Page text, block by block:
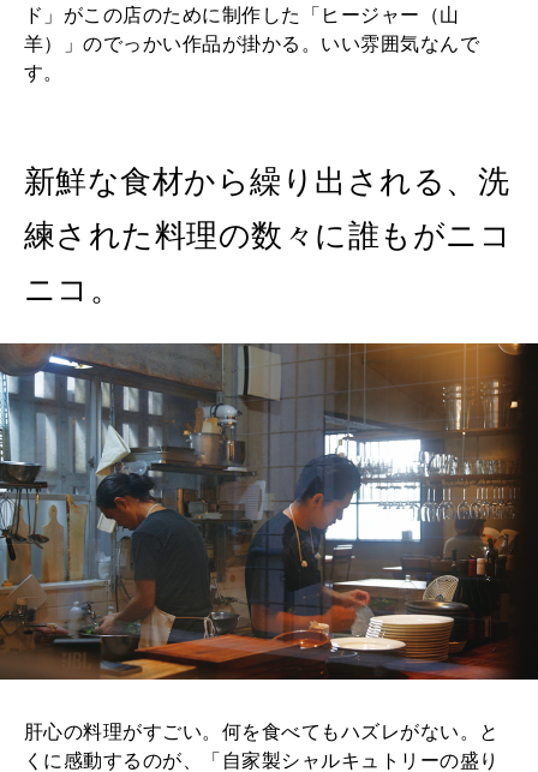
ド」がこの店のために制作した「ヒージャー（山
羊）」のでっかい作品が掛かる。いい雰囲気なんで
す。
新鮮な食材から繰り出される、洗
練された料理の数々に誰もがニコ
ニコ。
肝心の料理がすごい。何を食べてもハズレがない。と
くに感動するのが、「自家製シャルキュトリーの盛り